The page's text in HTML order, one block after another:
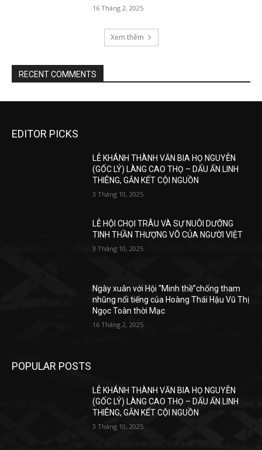
16 Tháng 2, 2025
Xem thêm
RECENT COMMENTS
EDITOR PICKS
LỄ KHÁNH THÀNH VĂN BIA HỌ NGUYỄN
(GỐC LÝ) LÀNG CAO THỌ – DẤU ẤN LINH
THIÊNG, GẮN KẾT CỘI NGUỒN
3 Tháng 10, 2025
LỄ HỘI CHỌI TRÂU VÀ SỰ NUÔI DƯỠNG
TINH THẦN THƯỢNG VÕ CỦA NGƯỜI VIỆT
3 Tháng 10, 2025
Ngày xuân với Hội “Minh thề”chống tham
nhũng nổi tiếng của Hoàng Thái Hậu Vũ Thị
Ngọc Toàn thời Mạc
16 Tháng 2, 2025
POPULAR POSTS
LỄ KHÁNH THÀNH VĂN BIA HỌ NGUYỄN
(GỐC LÝ) LÀNG CAO THỌ – DẤU ẤN LINH
THIÊNG, GẮN KẾT CỘI NGUỒN
3 Tháng 10, 2025